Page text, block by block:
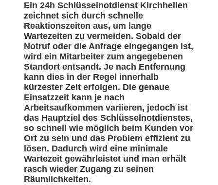
Ein 24h Schlüsselnotdienst Kirchhellen
zeichnet sich durch schnelle
Reaktionszeiten aus, um lange
Wartezeiten zu vermeiden. Sobald der
Notruf oder die Anfrage eingegangen ist,
wird ein Mitarbeiter zum angegebenen
Standort entsandt. Je nach Entfernung
kann dies in der Regel innerhalb
kürzester Zeit erfolgen. Die genaue
Einsatzzeit kann je nach
Arbeitsaufkommen variieren, jedoch ist
das Hauptziel des Schlüsselnotdienstes,
so schnell wie möglich beim Kunden vor
Ort zu sein und das Problem effizient zu
lösen. Dadurch wird eine minimale
Wartezeit gewährleistet und man erhält
rasch wieder Zugang zu seinen
Räumlichkeiten.